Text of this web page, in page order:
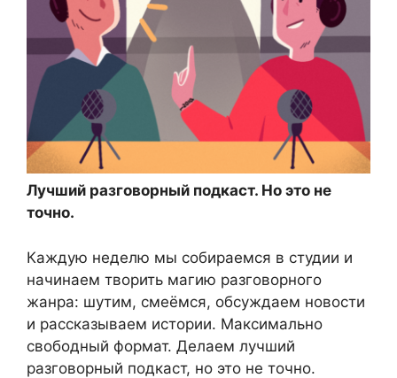
Лучший разговорный подкаст. Но это не
точно.
Каждую неделю мы собираемся в студии и
начинаем творить магию разговорного
жанра: шутим, смеёмся, обсуждаем новости
и рассказываем истории. Максимально
свободный формат. Делаем лучший
разговорный подкаст, но это не точно.